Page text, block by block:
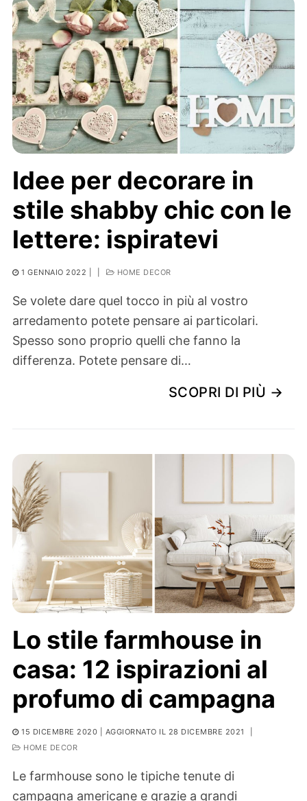
Idee per decorare in
stile shabby chic con le
lettere: ispiratevi
1 GENNAIO 2022 HOME DECOR
Se volete dare quel tocco in più al vostro
arredamento potete pensare ai particolari.
Spesso sono proprio quelli che fanno la
differenza. Potete pensare di…
SCOPRI DI PIÙ →
Lo stile farmhouse in
casa: 12 ispirazioni al
profumo di campagna
15 DICEMBRE 2020 | AGGIORNATO IL 28 DICEMBRE 2021
HOME DECOR
Le farmhouse sono le tipiche tenute di
campagna americane e grazie a grandi